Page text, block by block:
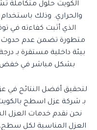
الكويت حلول متكاملة
والحراري. وذلك
الذي أثبت كفاءته في
متطورة تضمن عدم حدوث
بيئة داخلية مستقرة بـ
بشكل مباشر في خفض
لتحقيق أفضل النتائج في
بـ شركة عزل اسطح
نحن نقدم خدمات العزل
العزل المناسبة لكل سطح،